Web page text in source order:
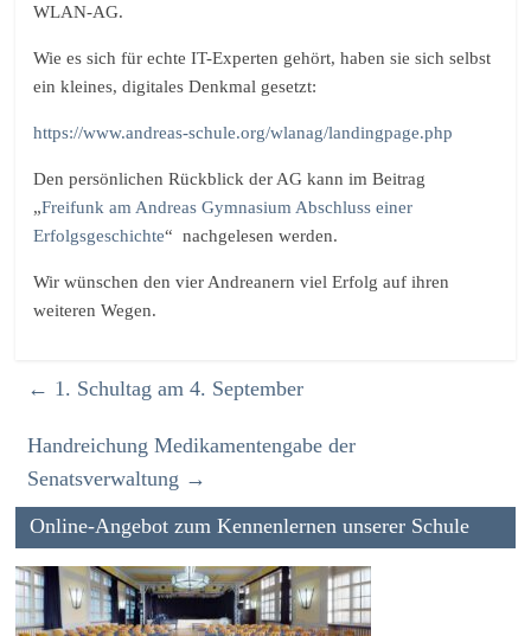
WLAN-AG.
Wie es sich für echte IT-Experten gehört, haben sie sich selbst
ein kleines, digitales Denkmal gesetzt:
https://www.andreas-schule.org/wlanag/landingpage.php
Den persönlichen Rückblick der AG kann im Beitrag
„Freifunk am Andreas Gymnasium Abschluss einer
Erfolgsgeschichte“ nachgelesen werden.
Wir wünschen den vier Andreanern viel Erfolg auf ihren
weiteren Wegen.
← 1. Schultag am 4. September
Handreichung Medikamentengabe der
Senatsverwaltung →
Online-Angebot zum Kennenlernen unserer Schule